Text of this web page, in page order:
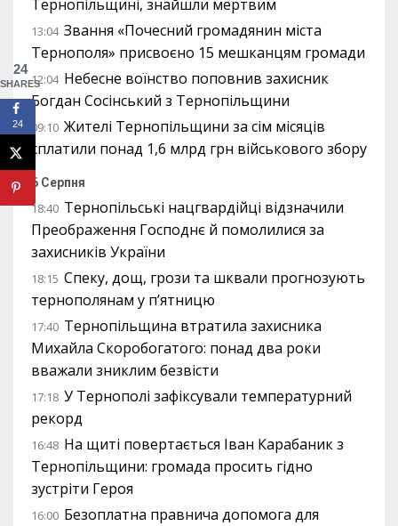
Тернопільщині, знайшли мертвим
13:04 Звання «Почесний громадянин міста
Тернополя» присвоєно 15 мешканцям громади
12:04 Небесне воїнство поповнив захисник
Богдан Сосінський з Тернопільщини
09:10 Жителі Тернопільщини за сім місяців
сплатили понад 1,6 млрд грн військового збору
6 Серпня
18:40 Тернопільські нацгвардійці відзначили
Преображення Господнє й помолилися за
захисників України
18:15 Спеку, дощ, грози та шквали прогнозують
тернополянам у п’ятницю
17:40 Тернопільщина втратила захисника
Михайла Скоробогатого: понад два роки
вважали зниклим безвісти
17:18 У Тернополі зафіксували температурний
рекорд
16:48 На щиті повертається Іван Карабаник з
Тернопільщини: громада просить гідно
зустріти Героя
16:00 Безоплатна правнича допомога для
24
SHARES
24